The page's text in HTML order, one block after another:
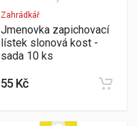
Zahrádkář
Jmenovka zapichovací
lístek slonová kost -
sada 10 ks
55 Kč